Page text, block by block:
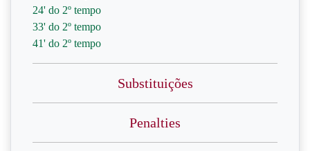
24' do 2º tempo
33' do 2º tempo
41' do 2º tempo
Substituições
Penalties